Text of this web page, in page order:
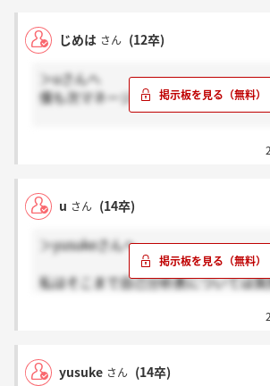
じめは さん (12卒)
＞uさんへ
僕も次マネージャー面談です！緊張し
u さん (14卒)
＞yusukeさんへ
私はそこまで自己分析表については
オーソドックスな質問をいくつかさ
yusuke さん (14卒)